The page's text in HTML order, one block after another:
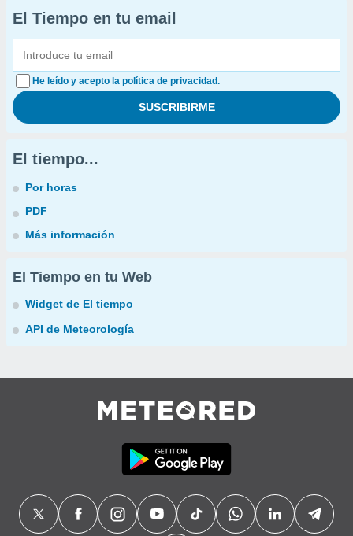
El Tiempo en tu email
He leído y acepto la política de privacidad.
El tiempo...
Por horas
PDF
Más información
El Tiempo en tu Web
Widget de El tiempo
API de Meteorología